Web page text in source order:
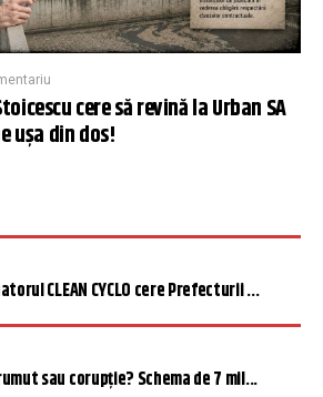
cere să revină la Urban SA
ușa din dos!
CLEAN CYCLO cere Prefecturii ...
sau corupție? Schema de 7 mil...